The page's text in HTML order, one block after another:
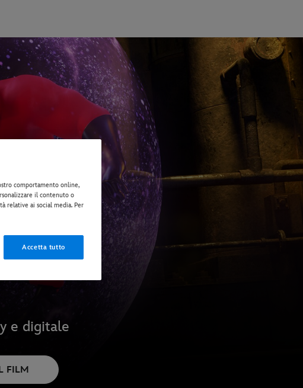
e digitale
FILM
comportamento online,
il contenuto o
relative ai social media. Per
Accetta tutto